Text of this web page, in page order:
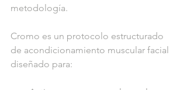
metodología.
Cromo es un protocolo estructurado
de acondicionamiento muscular facial
diseñado para: